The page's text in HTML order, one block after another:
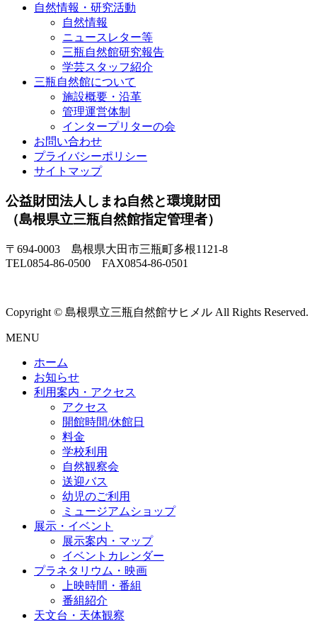
自然情報・研究活動
自然情報
ニュースレター等
三瓶自然館研究報告
学芸スタッフ紹介
三瓶自然館について
施設概要・沿革
管理運営体制
インタープリターの会
お問い合わせ
プライバシーポリシー
サイトマップ
公益財団法人しまね自然と環境財団
（島根県立三瓶自然館指定管理者）
〒694-0003 島根県大田市三瓶町多根1121-8
TEL0854-86-0500 FAX0854-86-0501
Copyright © 島根県立三瓶自然館サヒメル All Rights Reserved.
MENU
ホーム
お知らせ
利用案内・アクセス
アクセス
開館時間/休館日
料金
学校利用
自然観察会
送迎バス
幼児のご利用
ミュージアムショップ
展示・イベント
展示案内・マップ
イベントカレンダー
プラネタリウム・映画
上映時間・番組
番組紹介
天文台・天体観察